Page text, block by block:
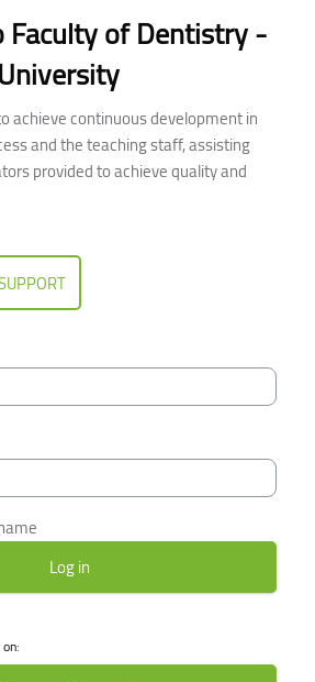
Faculty of Dentistry -
achieve continuous development in
and the teaching staff, assisting
provided to achieve quality and